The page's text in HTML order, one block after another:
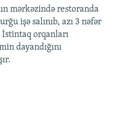
mərkəzində restoranda
işə salınıb, azı 3 nəfər
İstintaq orqanları
dayandığını